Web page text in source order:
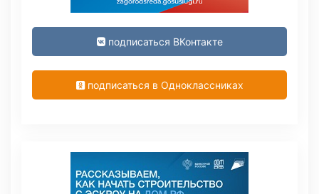
подписаться ВКонтакте
подписаться в Одноклассниках